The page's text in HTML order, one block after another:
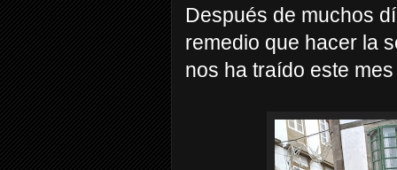
Después de muchos
remedio que hacer la
nos ha traído este